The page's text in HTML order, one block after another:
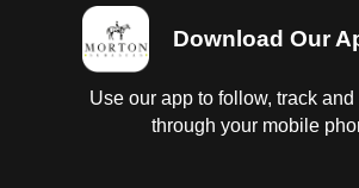
Download Our
Use our app to follow, track
through your mobile